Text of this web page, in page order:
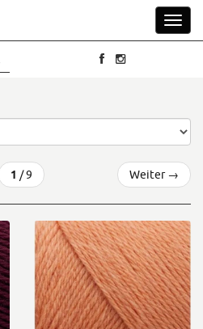
1 / 9 Weiter→